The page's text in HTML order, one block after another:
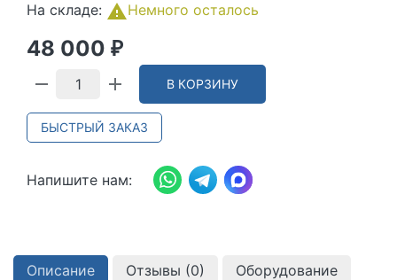
На складе: Немного осталось
48 000 ₽
В КОРЗИНУ
БЫСТРЫЙ ЗАКАЗ
Напишите нам:
Описание Отзывы (0) Оборудование